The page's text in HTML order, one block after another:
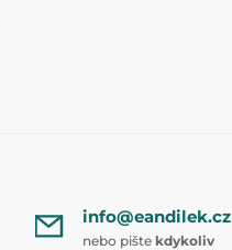
info@eandilek.cz
nebo pište kdykoliv